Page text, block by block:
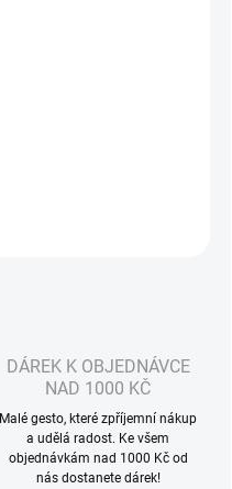
DÁREK K OBJEDNÁVCE
NAD 1000 KČ
Malé gesto, které zpříjemní nákup
a udělá radost. Ke všem
objednávkám nad 1000 Kč od
nás dostanete dárek!